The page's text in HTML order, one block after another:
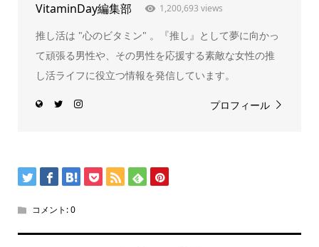
VitaminDay編集部 1,200,693 views
推し活は "心のビタミン" 。『推し』として夢に向かっ
て頑張る男性や、その男性を応援する素敵な女性の推
し活ライフに役立つ情報を発信しています。
プロフィール
コメント:0